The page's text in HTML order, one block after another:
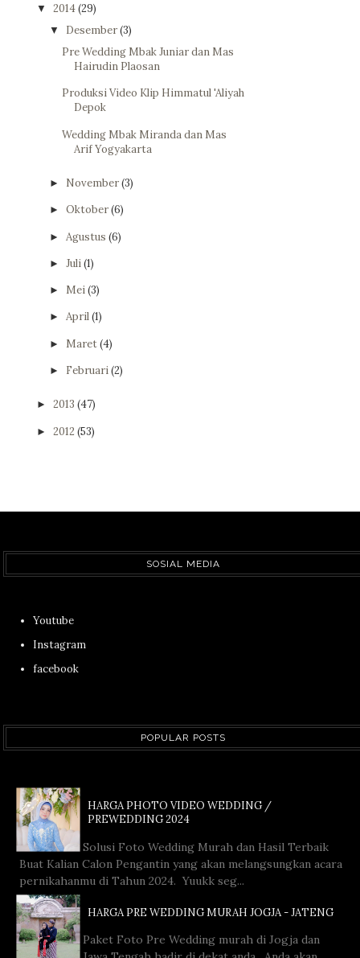
▼ 2014(29)
▼ Desember(3)
Pre Wedding Mbak Juniar dan Mas
Hairudin Plaosan
Produksi Video Klip Himmatul 'Aliyah
Depok
Wedding Mbak Miranda dan Mas
Arif Yogyakarta
► November(3)
► Oktober(6)
► Agustus (6)
► Juli(1)
► Mei(3)
► April(1)
► Maret(4)
► Februari(2)
► 2013 (47)
► 2012 (53)
SOSIAL MEDIA
Youtube
Instagram
facebook
POPULAR POSTS
HARGA PHOTO VIDEO WEDDING /
PREWEDDING 2024
Solusi Foto Wedding Murah dan Hasil Terbaik
Buat Kalian Calon Pengantin yang akan melangsungkan acara
pernikahanmu di Tahun 2024. Yuukk seg...
HARGA PRE WEDDING MURAH JOGJA - JATENG
Paket Foto Pre Wedding murah di Jogja dan